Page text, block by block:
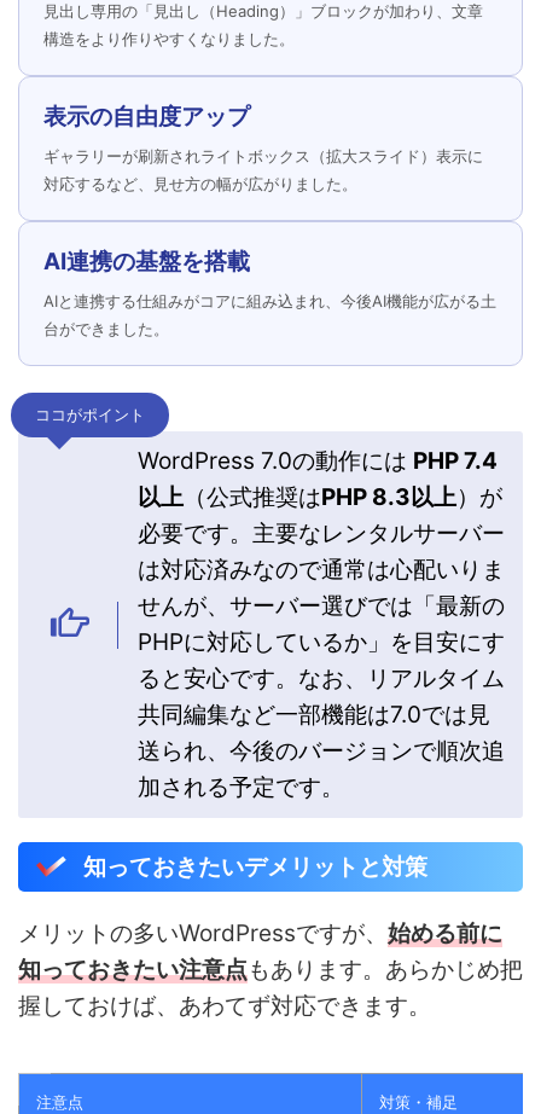
見出し専用の「見出し（Heading）」ブロックが加わり、文章
構造をより作りやすくなりました。
表示の自由度アップ
ギャラリーが刷新されライトボックス（拡大スライド）表示に
対応するなど、見せ方の幅が広がりました。
AI連携の基盤を搭載
AIと連携する仕組みがコアに組み込まれ、今後AI機能が広がる土
台ができました。
ココがポイント
WordPress 7.0の動作には PHP 7.4
以上（公式推奨はPHP 8.3以上）が
必要です。主要なレンタルサーバー
は対応済みなので通常は心配いりま
せんが、サーバー選びでは「最新の
PHPに対応しているか」を目安にす
ると安心です。なお、リアルタイム
共同編集など一部機能は7.0では見
送られ、今後のバージョンで順次追
加される予定です。
知っておきたいデメリットと対策
メリットの多いWordPressですが、 始める前に
知っておきたい注意点もあります。あらかじめ把
握しておけば、あわてず対応できます。
注意点 対策・補足